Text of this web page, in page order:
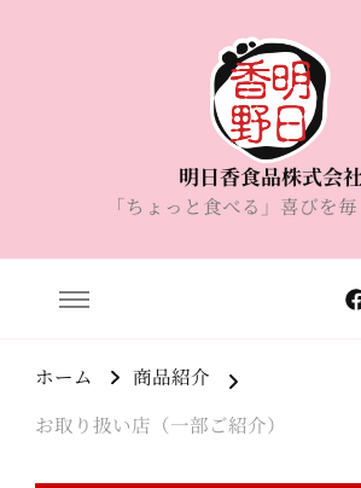
明日香食品株式会社
「ちょっと食べる」喜びを
ホーム
商品紹介
お取り扱い店（一部ご紹介）